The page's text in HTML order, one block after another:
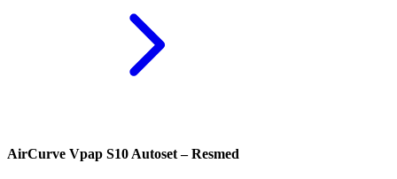
AirCurve Vpap S10 Autoset – Resmed